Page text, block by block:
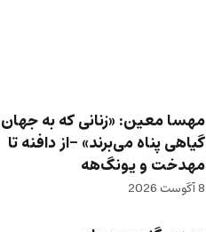
مهسا معین: «زنانی که به جهان
گیاهی پناه می‌برند» -از دافنه تا
مهدخت و یونگ‌هه
8 آگوست 2026